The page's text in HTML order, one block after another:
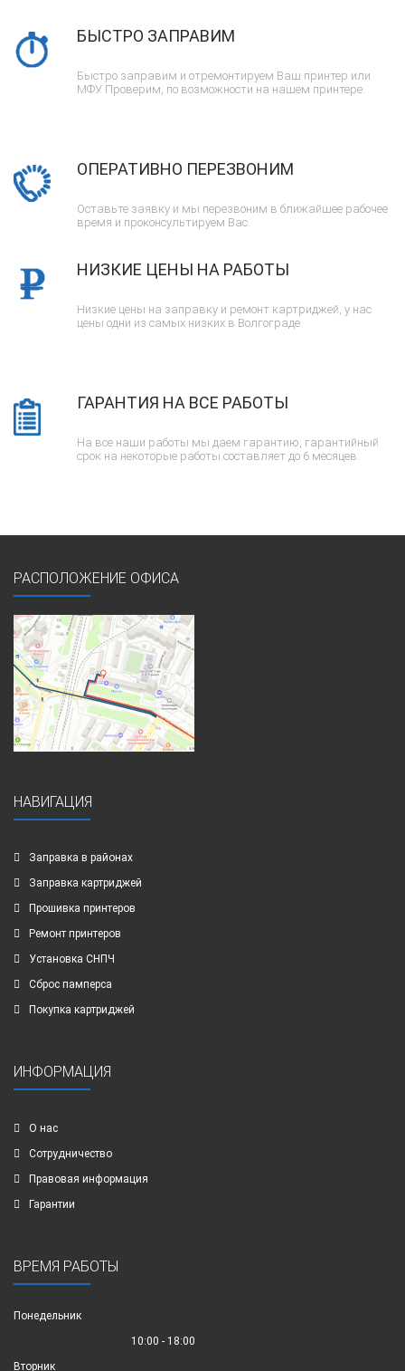
БЫСТРО ЗАПРАВИМ
Быстро заправим и отремонтируем Ваш принтер или
МФУ. Проверим, по возможности на нашем принтере.
ОПЕРАТИВНО ПЕРЕЗВОНИМ
Оставьте заявку и мы перезвоним в ближайшее рабочее
время и проконсультируем Вас.
НИЗКИЕ ЦЕНЫ НА РАБОТЫ
Низкие цены на заправку и ремонт картриджей, у нас
цены одни из самых низких в Волгограде.
ГАРАНТИЯ НА ВСЕ РАБОТЫ
На все наши работы мы даем гарантию, гарантийный
срок на некоторые работы составляет до 6 месяцев.
РАСПОЛОЖЕНИЕ ОФИСА
НАВИГАЦИЯ
Заправка в районах
Заправка картриджей
Прошивка принтеров
Ремонт принтеров
Установка СНПЧ
Сброс памперса
Покупка картриджей
ИНФОРМАЦИЯ
О нас
Сотрудничество
Правовая информация
Гарантии
ВРЕМЯ РАБОТЫ
Понедельник
10:00 - 18:00
Вторник